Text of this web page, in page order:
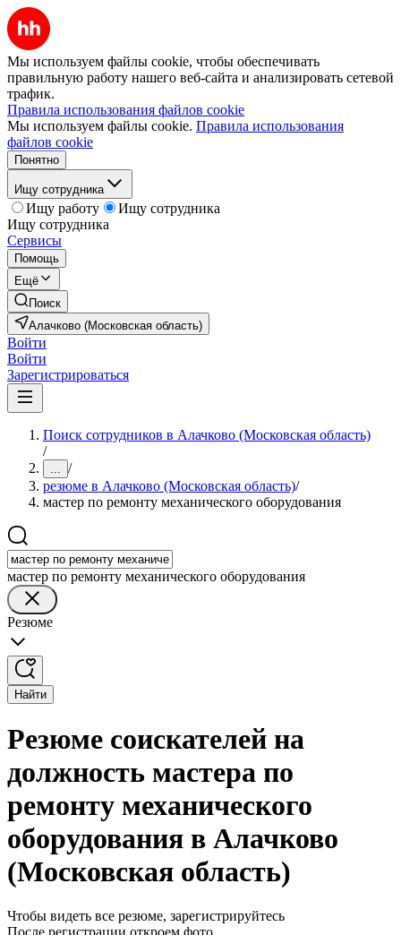
Мы используем файлы cookie, чтобы обеспечивать
правильную работу нашего веб-сайта и анализировать сетевой
трафик.
Правила использования файлов cookie
Мы используем файлы cookie. Правила использования
файлов cookie
Понятно
Ищу сотрудника
Ищу работу
Ищу сотрудника
Ищу сотрудника
Сервисы
Помощь
Ещё
Поиск
Алачково (Московская область)
Войти
Войти
Зарегистрироваться
Поиск сотрудников в Алачково (Московская область)
/
... /
резюме в Алачково (Московская область)/
мастер по ремонту механического оборудования
мастер по ремонту механического оборудования
Резюме
Найти
Резюме соискателей на
должность мастера по
ремонту механического
оборудования в Алачково
(Московская область)
Чтобы видеть все резюме, зарегистрируйтесь
После регистрации откроем фото